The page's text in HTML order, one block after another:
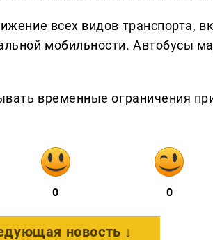
всех видов транспорта,
мобильности. Автобусы
временные ограничения
0 0
новость ↓